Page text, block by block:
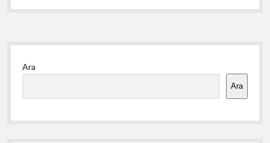
Yan
Menü
Ara
Ara